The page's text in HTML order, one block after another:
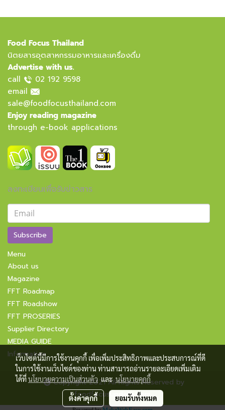
Food Focus Thailand
นิตยสารอุตสาหกรรมอาหารและเครื่องดื่ม
Advertise with us.
call
02 192 9598
email
sale@foodfocusthailand.com
Enjoy reading magazine
through e-book applications
ลงทะเบียนเพื่อรับข่าวสาร
Subscribe
Menu
About us
Magazine
FFT Roadmap
FFT Roadshow
FFT PROSERIES
Supplier Directory
MEDIA GUIDE
Information
Copyright 2021 All Rights Reserved by
foodfocusupdate.com
เว็บไซต์นี้มีการใช้งานคุกกี้ เพื่อเพิ่มประสิทธิภาพและประสบการณ์ที่ดี
ในการใช้งานเว็บไซต์ของท่าน ท่านสามารถอ่านรายละเอียดเพิ่มเติม
ได้ที่นโยบายความเป็นส่วนตัวและนโยบายคุกกี้
ตั้งค่าคุกกี้ ยอมรับทั้งหมด